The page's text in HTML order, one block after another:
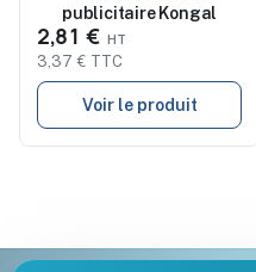
publicitaire Kongal
2,81 €
3,37 € TTC
Voir le produit